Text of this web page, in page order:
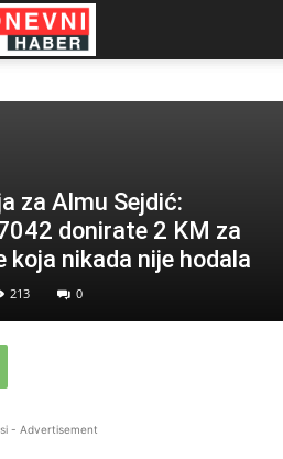
za Almu Sejdić:
donirate 2 KM za
koja nikada nije hodala
213 0
- Advertisement